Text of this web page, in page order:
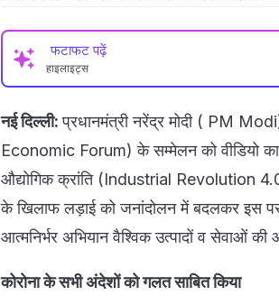
फटाफट पढ़ें
हाइलाइट्स
नई दिल्ली: प्रधानमंत्री नरेंद्र मोदी ( PM
Economic Forum) के सम्मेलन को वीडियो
औद्योगिक क्रांति (Industrial Revolution
के खिलाफ लड़ाई को जनांदोलन में बदलकर इस पर
आत्मनिर्भर अभियान वैश्विक उत्पादों व सेवाओं की
कोरोना के सभी अंदेशों को गलत साबित किया